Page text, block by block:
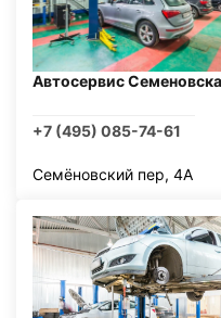
Автосервис
+7 (495) 085-74-61
Семёновский пер, 4А